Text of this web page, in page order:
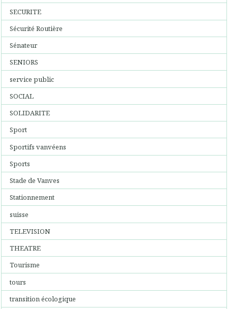
SECURITE
Sécurité Routière
Sénateur
SENIORS
service public
SOCIAL
SOLIDARITE
Sport
Sportifs vanvéens
Sports
Stade de Vanves
Stationnement
suisse
TELEVISION
THEATRE
Tourisme
tours
transition écologique